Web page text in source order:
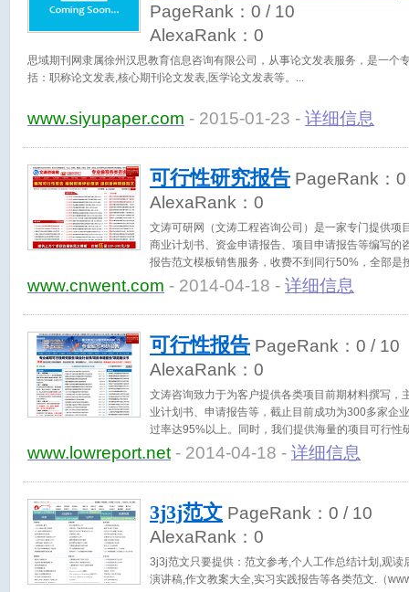
PageRank： 0 / 10
AlexaRank： 0
思域期刊网隶属徐州汉思教育信息咨询有限公司，从事论文发表服务，是一个
括：职称论文发表,核心期刊论文发表,医学论文发表等。
www.siyupaper.com - 2015-01-23 - 详细信息
可行性研究报告 PageRank： 0
AlexaRank： 0
文涛可研网（文涛工程咨询公司）是一家专门提供项
商业计划书、资金申请报告、项目申请报告等编写的
报告范文模板销售服务，收费不到同行50%，全部是
件修改直到满意为止！（www.cnwent.com）
www.cnwent.com - 2014-04-18 - 详细信息
可行性报告 PageRank： 0 / 10
AlexaRank： 0
文涛咨询致力于为客户提供各类项目前期材料撰写，
业计划书、申请报告等，截止目前成功为300多家企
过率达95%以上。同时，我们提供海量的项目可行性
请报告、可研报告范文模板。（www.lowreport.net）
www.lowreport.net- 2014-04-18 - 详细信息
3j3j范文 PageRank： 0 / 10
AlexaRank： 0
3j3j范文只要提供：范文参考,个人工作总结计划,观读
演讲稿,作文教案大全,实习实践报告等各类范文.（